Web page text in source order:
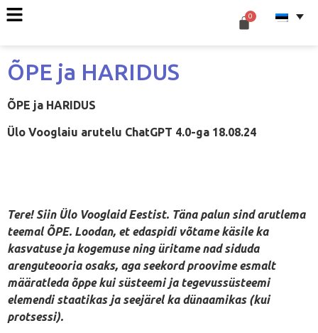
ÕPE ja HARIDUS
ÕPE ja HARIDUS
Ülo Vooglaiu arutelu ChatGPT 4.0-ga 18.08.24
Tere! Siin Ülo Vooglaid Eestist. Täna palun sind arutlema
teemal ÕPE. Loodan, et edaspidi võtame käsile ka
kasvatuse ja kogemuse ning üritame nad siduda
arenguteooria osaks, aga seekord proovime esmalt
määratleda õppe kui süsteemi ja tegevussüsteemi
elemendi staatikas ja seejärel ka dünaamikas (kui
protsessi).